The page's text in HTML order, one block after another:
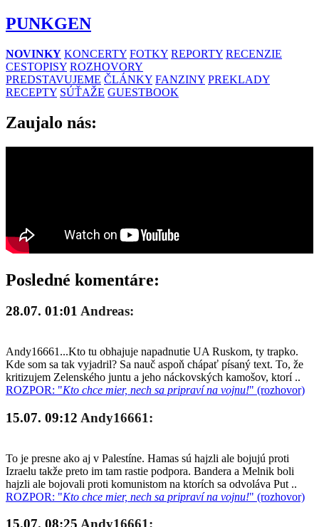
PUNKGEN
NOVINKY KONCERTY FOTKY REPORTY RECENZIE
CESTOPISY ROZHOVORY
PREDSTAVUJEME ČLÁNKY FANZINY PREKLADY
RECEPTY SÚŤAŽE GUESTBOOK
Zaujalo nás:
Posledné komentáre:
28.07. 01:01 Andreas:
Andy16661...Kto tu obhajuje napadnutie UA Ruskom, ty trapko.
Kde som sa tak vyjadril? Sa nauč aspoň chápať písaný text. To, že
kritizujem Zelenského juntu a jeho náckovských kamošov, ktorí ..
ROZPOR: "Kto chce mier, nech sa pripraví na vojnu!" (rozhovor)
15.07. 09:12 Andy16661:
To je presne ako aj v Palestíne. Hamas sú hajzli ale bojujú proti
Izraelu takže preto im tam rastie podpora. Bandera a Melnik boli
hajzli ale bojovali proti komunistom na ktorích sa odvoláva Put ..
ROZPOR: "Kto chce mier, nech sa pripraví na vojnu!" (rozhovor)